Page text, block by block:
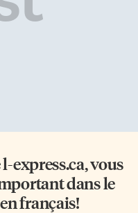
l-express.ca, vous
dans le
français!